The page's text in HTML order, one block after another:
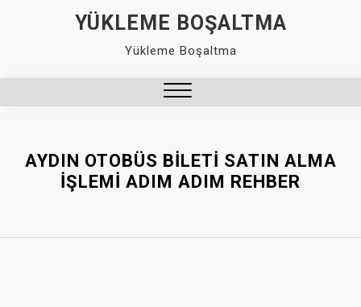
YÜKLEME BOŞALTMA
Yükleme Boşaltma
AYDIN OTOBÜS BILETI SATIN ALMA
İŞLEMI ADIM ADIM REHBER